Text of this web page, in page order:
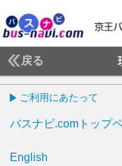
戻る
ご利用にあたって
バスナビ.comトップ
English